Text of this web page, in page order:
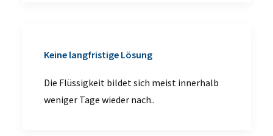
Keine langfristige Lösung
Die Flüssigkeit bildet sich meist innerhalb
weniger Tage wieder nach..